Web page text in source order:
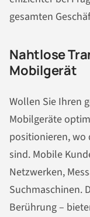
gesamten
Nahtlose
Mobilgerät
Wollen Sie Ihren
Mobilgeräte
positionieren, wo
sind. Mobile
Netzwerken,
Suchmaschinen.
Berührung –